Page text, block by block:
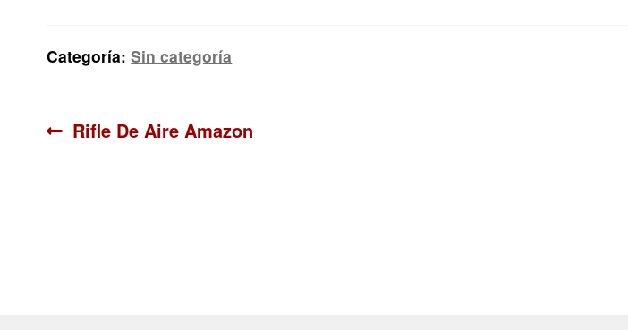
Categoría:Sin categoría
Navegación
Anterior:
Rifle De Aire Amazon